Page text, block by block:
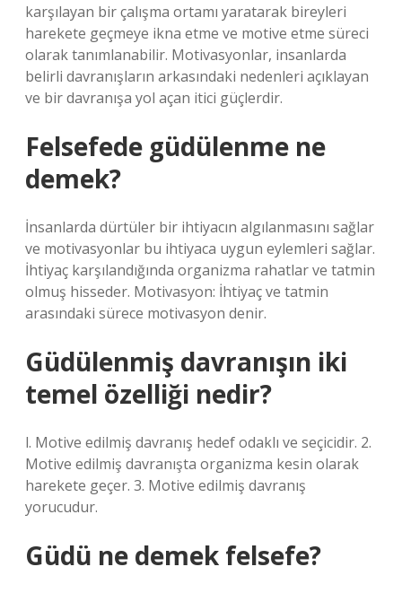
karşılayan bir çalışma ortamı yaratarak bireyleri
harekete geçmeye ikna etme ve motive etme süreci
olarak tanımlanabilir. Motivasyonlar, insanlarda
belirli davranışların arkasındaki nedenleri açıklayan
ve bir davranışa yol açan itici güçlerdir.
Felsefede güdülenme ne
demek?
İnsanlarda dürtüler bir ihtiyacın algılanmasını sağlar
ve motivasyonlar bu ihtiyaca uygun eylemleri sağlar.
İhtiyaç karşılandığında organizma rahatlar ve tatmin
olmuş hisseder. Motivasyon: İhtiyaç ve tatmin
arasındaki sürece motivasyon denir.
Güdülenmiş davranışın iki
temel özelliği nedir?
l. Motive edilmiş davranış hedef odaklı ve seçicidir. 2.
Motive edilmiş davranışta organizma kesin olarak
harekete geçer. 3. Motive edilmiş davranış
yorucudur.
Güdü ne demek felsefe?